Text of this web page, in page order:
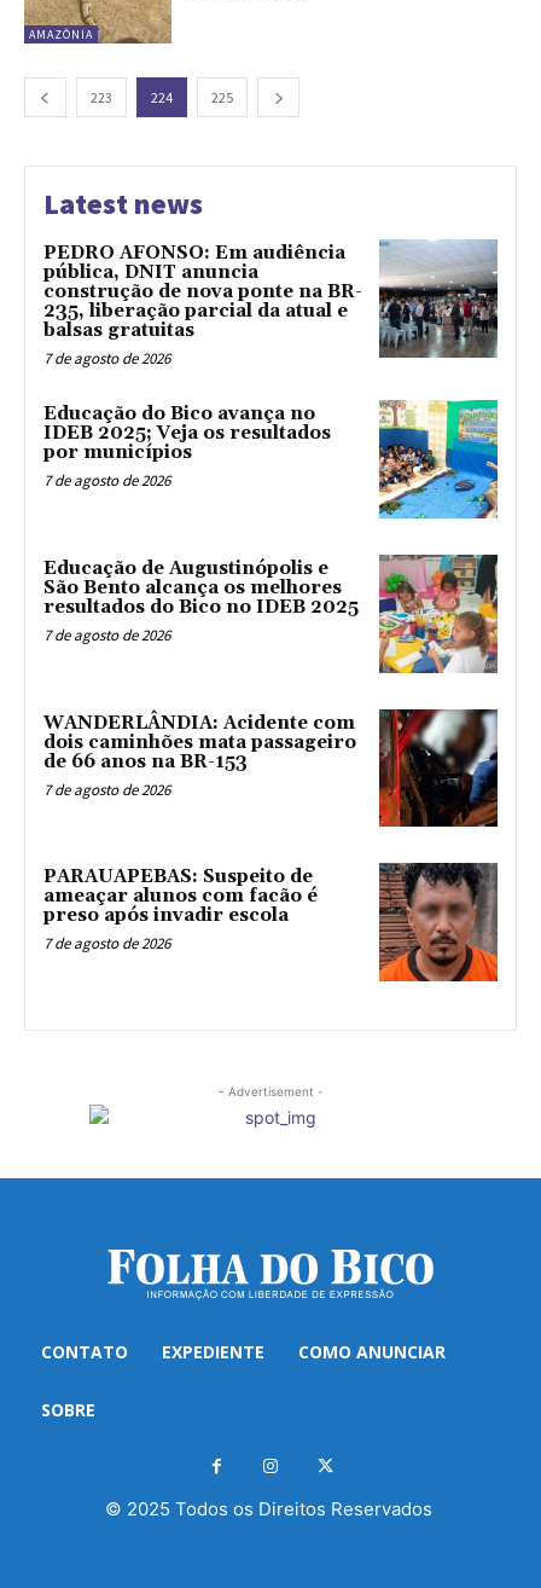
AMAZÔNIA
223 224 225
Latest news
PEDRO AFONSO: Em audiência
pública, DNIT anuncia
construção de nova ponte na BR-
235, liberação parcial da atual e
balsas gratuitas
7 de agosto de 2026
Educação do Bico avança no
IDEB 2025; Veja os resultados
por municípios
7 de agosto de 2026
Educação de Augustinópolis e
São Bento alcança os melhores
resultados do Bico no IDEB 2025
7 de agosto de 2026
WANDERLÂNDIA: Acidente com
dois caminhões mata passageiro
de 66 anos na BR-153
7 de agosto de 2026
PARAUAPEBAS: Suspeito de
ameaçar alunos com facão é
preso após invadir escola
7 de agosto de 2026
- Advertisement -
CONTATO EXPEDIENTE COMO ANUNCIAR
SOBRE
© 2025 Todos os Direitos Reservados